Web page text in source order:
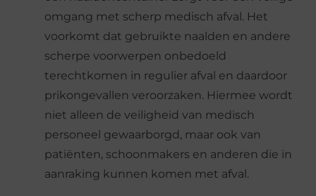
omgang met scherp medisch afval. Het
voorkomt dat gebruikte naalden en andere
scherpe voorwerpen onbedoeld
terechtkomen in regulier afval en daardoor
prikongevallen veroorzaken. Hiermee wordt
niet alleen de veiligheid van medisch
personeel gewaarborgd, maar ook van
patiënten, schoonmakers en anderen die in
aanraking kunnen komen met afval.